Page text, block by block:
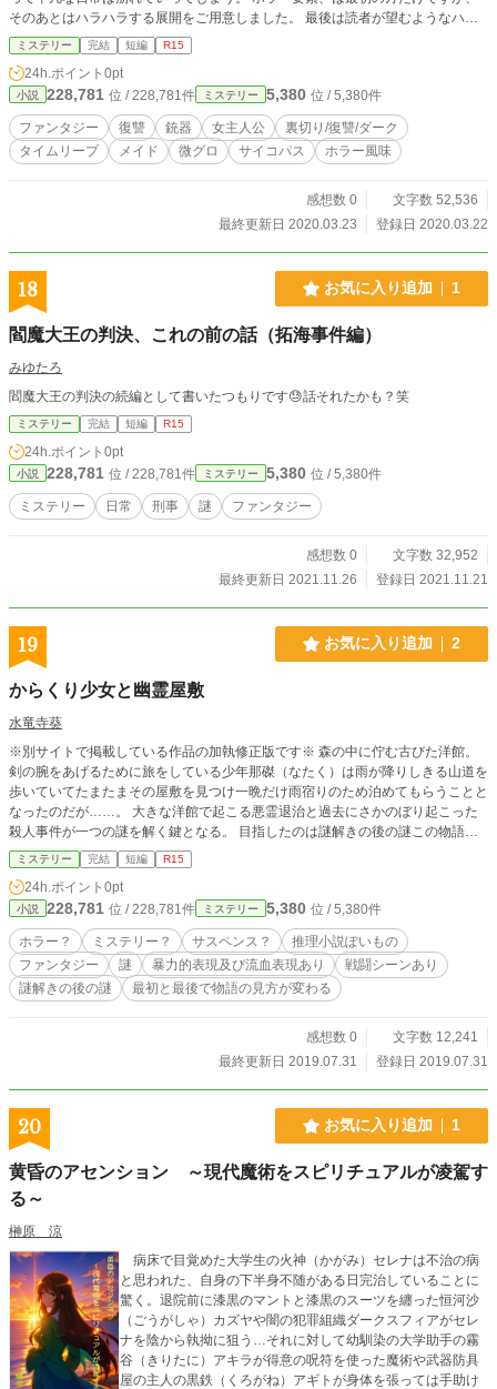
そのあとはハラハラする展開をご用意しました。 最後は読者が望むようなハッ
ピーエンドでもないかもしれません。 タイムループ？ものに近いです。 細かい
ことはあまり気にせず、雰囲気だけお楽しみください。
ミステリー 完結 短編 R15
24h.ポイント 0pt
小説 228,781 位 / 228,781件 ミステリー 5,380 位 / 5,380件
ファンタジー 復讐 銃器 女主人公
裏切り/復讐/ダーク
タイムリープ
メイド 微グロ サイコパス ホラー風味
感想数 0
文字数 52,536
最終更新日 2020.03.23
登録日 2020.03.22
18 お気に入り追加 1
閻魔大王の判決、これの前の話（拓海事件編）
みゆたろ
閻魔大王の判決の続編として書いたつもりです😓話それたかも？笑
ミステリー 完結 短編 R15
24h.ポイント 0pt
小説 228,781 位 / 228,781件 ミステリー 5,380 位 / 5,380件
ミステリー 日常 刑事 謎 ファンタジー
感想数 0
文字数 32,952
最終更新日 2021.11.26
登録日 2021.11.21
19 お気に入り追加 2
からくり少女と幽霊屋敷
水竜寺葵
※別サイトで掲載している作品の加執修正版です※ 森の中に佇む古びた洋館。
剣の腕をあげるために旅をしている少年那磔（なたく）は雨が降りしきる山道を
歩いていてたまたまその屋敷を見つけ一晩だけ雨宿りのため泊めてもらうことと
なったのだが……。 大きな洋館で起こる悪霊退治と過去にさかのぼり起こった
殺人事件が一つの謎を解く鍵となる。 目指したのは謎解きの後の謎この物語は
その第一幕である。 分家時空を超えた出会いの基礎となった本家の物語です。
ミステリー 完結 短編 R15
24h.ポイント 0pt
小説 228,781 位 / 228,781件 ミステリー 5,380 位 / 5,380件
ホラー？ ミステリー？ サスペンス？
推理小説ぽいもの
ファンタジー
謎 暴力的表現及び流血表現あり
戦闘シーンあり
謎解きの後の謎
最初と最後で物語の見方が変わる
感想数 0
文字数 12,241
最終更新日 2019.07.31
登録日 2019.07.31
20 お気に入り追加 1
黄昏のアセンション ～現代魔術をスピリチュアルが凌駕す
る～
榊原 涼
病床で目覚めた大学生の火神（かがみ）セレナは不治の病
と思われた、自身の下半身不随がある日完治していることに
驚く。退院前に漆黒のマントと漆黒のスーツを纏った恒河沙
（ごうがしゃ）カズヤや闇の犯罪組織ダークスフィアがセレ
ナを陰から執拗に狙う…それに対して幼馴染の大学助手の霧
谷（きりたに）アキラが得意の呪符を使った魔術や武器防具
屋の主人の黒鉄（くろがね）アギトが身体を張っては手助け